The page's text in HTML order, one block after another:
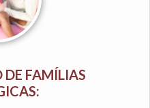
FAMÍLIAS